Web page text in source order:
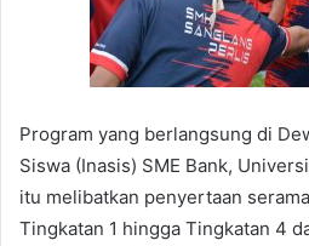
Program yang berlangsung di
Siswa (Inasis) SME Bank,
itu melibatkan penyertaan
Tingkatan 1 hingga Tingkatan 4